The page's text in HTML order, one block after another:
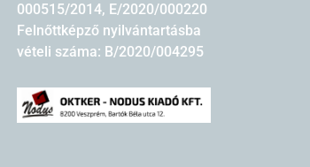
000515/2014, E/2020/000220
Felnőttképző nyilvántartásba
vételi száma: B/2020/004295